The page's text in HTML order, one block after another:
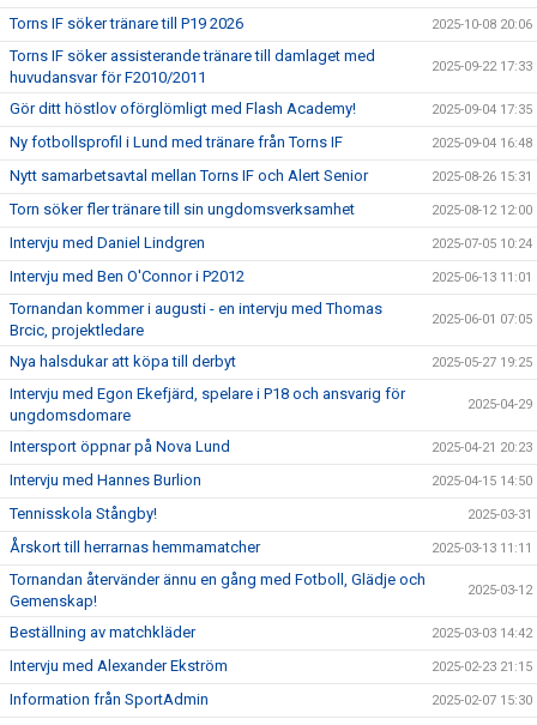
Torns IF söker tränare till P19 2026 2025-10-08 20:06
Torns IF söker assisterande tränare till damlaget med
huvudansvar för F2010/2011
2025-09-22 17:33
Gör ditt höstlov oförglömligt med Flash Academy! 2025-09-04 17:35
Ny fotbollsprofil i Lund med tränare från Torns IF 2025-09-04 16:48
Nytt samarbetsavtal mellan Torns IF och Alert Senior 2025-08-26 15:31
Torn söker fler tränare till sin ungdomsverksamhet 2025-08-12 12:00
Intervju med Daniel Lindgren 2025-07-05 10:24
Intervju med Ben O'Connor i P2012 2025-06-13 11:01
Tornandan kommer i augusti - en intervju med Thomas
Brcic, projektledare
2025-06-01 07:05
Nya halsdukar att köpa till derbyt 2025-05-27 19:25
Intervju med Egon Ekefjärd, spelare i P18 och ansvarig för
ungdomsdomare
2025-04-29
Intersport öppnar på Nova Lund 2025-04-21 20:23
Intervju med Hannes Burlion 2025-04-15 14:50
Tennisskola Stångby! 2025-03-31
Årskort till herrarnas hemmamatcher 2025-03-13 11:11
Tornandan återvänder ännu en gång med Fotboll, Glädje och
Gemenskap!
2025-03-12
Beställning av matchkläder 2025-03-03 14:42
Intervju med Alexander Ekström 2025-02-23 21:15
Information från SportAdmin 2025-02-07 15:30